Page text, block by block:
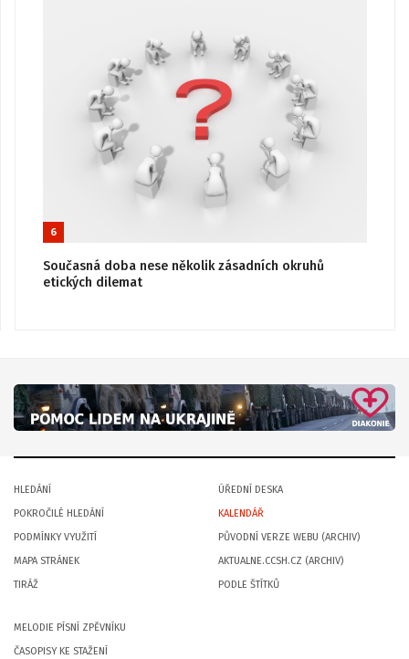
6
Současná doba nese několik zásadních okruhů
etických dilemat
HLEDÁNÍ
POKROČILÉ HLEDÁNÍ
PODMÍNKY VYUŽITÍ
MAPA STRÁNEK
TIRÁŽ
ÚŘEDNÍ DESKA
KALENDÁŘ
PŮVODNÍ VERZE WEBU (ARCHIV)
AKTUALNE.CCSH.CZ (ARCHIV)
PODLE ŠTÍTKŮ
MELODIE PÍSNÍ ZPĚVNÍKU
ČASOPISY KE STAŽENÍ